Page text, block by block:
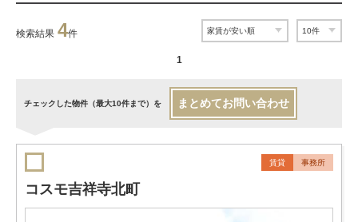
検索結果 4件
1
チェックした物件（最大10件まで）を まとめてお問い合わせ
賃貸 事務所
コスモ吉祥寺北町